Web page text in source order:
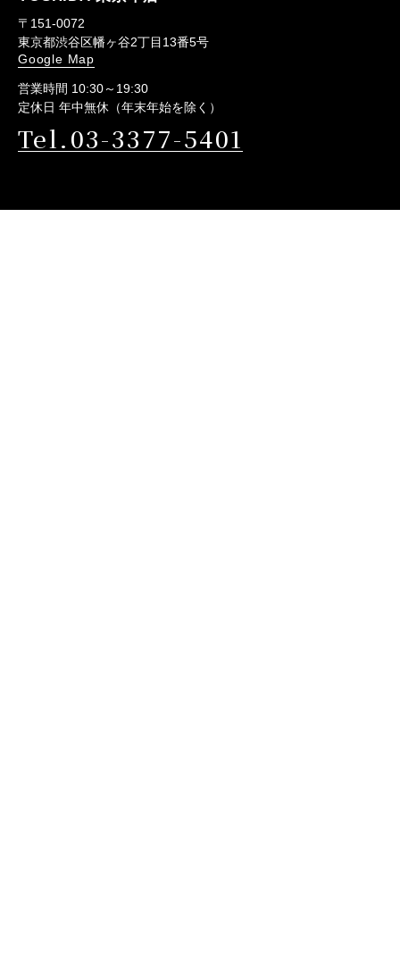
〒151-0072
東京都渋谷区幡ヶ谷2丁目13番5号
Google Map
営業時間 10:30～19:30
定休日 年中無休（年末年始を除く）
Tel.03-3377-5401